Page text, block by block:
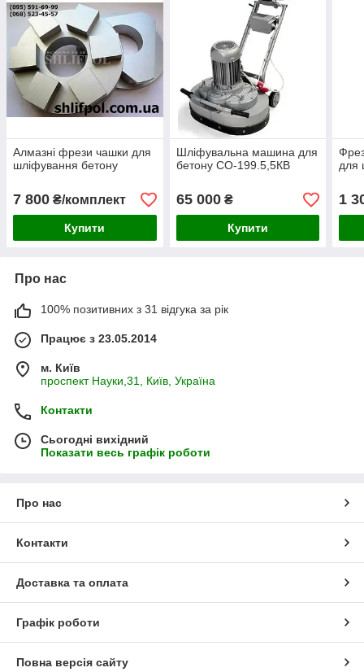
Алмазні фрези чашки для
шліфування бетону
7 800 ₴/комплект
Купити
Шліфувальна машина для
бетону СО-199.5,5КВ
65 000₴
Купити
для
1
Про нас
100% позитивних з 31 відгука за рік
Працює з 23.05.2014
м. Київ
проспект Науки,31, Київ, Україна
Контакти
Сьогодні вихідний
Показати весь графік роботи
Про нас
Контакти
Доставка та оплата
Графік роботи
Повна версія сайту